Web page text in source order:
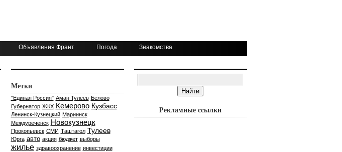
Объявления Франт Погода Знакомства
Метки
"Единая Россия" Аман Тулеев Белово
Губернатор ЖКХ Кемерово Кузбасс
Ленинск-Кузнецкий Мариинск
Междуреченск Новокузнецк
Прокопьевск СМИ Таштагол Тулеев
Юрга авто акция бюджет выборы
жилье здравоохранение инвестиции
Рекламные ссылки